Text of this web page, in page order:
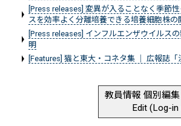
[Press releases] 変異が入ることなく季節
スを効率よく分離培養できる培養細胞株の
[Press releases] インフルエンザウイルス
明
[Features] 猫と東大・コネタ集 ｜ 広報誌「
教員情報 個別編集
Edit (Log-in